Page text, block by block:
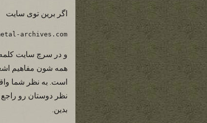
اگر برین توی سایت
archives.com
است. به نظر شما
نظر دوستان رو
بدین.